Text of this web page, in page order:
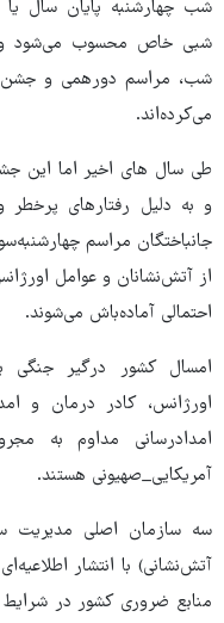
شب چهارشنبه پایان سال یا
شبی خاص محسوب می‌شود و
شب، مراسم دورهمی و
می‌کرده‌اند.
طی سال های اخیر اما این
و به دلیل رفتارهای پرخطر
جانباختگان مراسم
از آتش‌نشانان و عوامل
احتمالی آماده‌باش می‌شوند.
امسال کشور درگیر جنگی
اورژانس، کادر درمان و
امدادرسانی مداوم به
آمریکایی_صهیونی هستند.
سه سازمان اصلی مدیریت
آتش‌نشانی) با انتشار
منابع ضروری کشور در